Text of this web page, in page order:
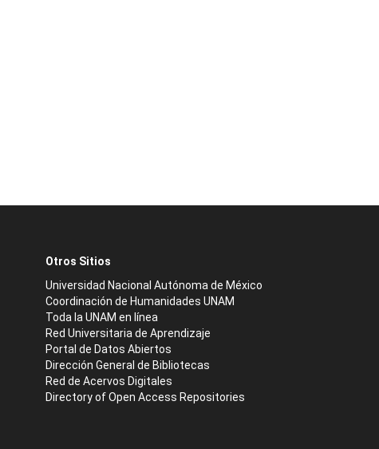
Otros Sitios
Universidad Nacional Autónoma de México
Coordinación de Humanidades UNAM
Toda la UNAM en línea
Red Universitaria de Aprendizaje
Portal de Datos Abiertos
Dirección General de Bibliotecas
Red de Acervos Digitales
Directory of Open Access Repositories